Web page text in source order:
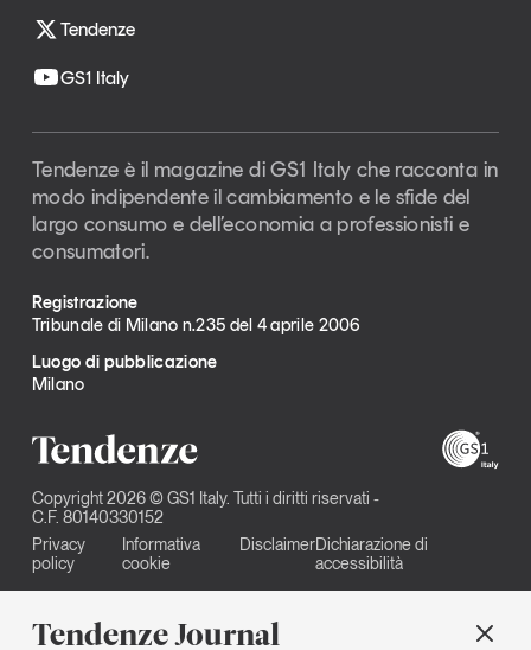
Tendenze Journal
Tendenze
GS1 Italy
Tendenze è il magazine di GS1 Italy che racconta in
modo indipendente il cambiamento e le sfide del
largo consumo e dell’economia a professionisti e
consumatori.
Registrazione
Tribunale di Milano n.235 del 4 aprile 2006
Luogo di pubblicazione
Milano
Copyright 2026 © GS1 Italy. Tutti i diritti riservati -
C.F. 80140330152
Privacy
policy
Informativa
cookie
DisclaimerDichiarazione di
accessibilità